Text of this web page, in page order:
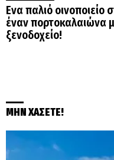
Ενα παλιό οινοποιείο
έναν πορτοκαλαιώνα
ξενοδοχείο!
ΜΗΝ ΧΑΣΕΤΕ!